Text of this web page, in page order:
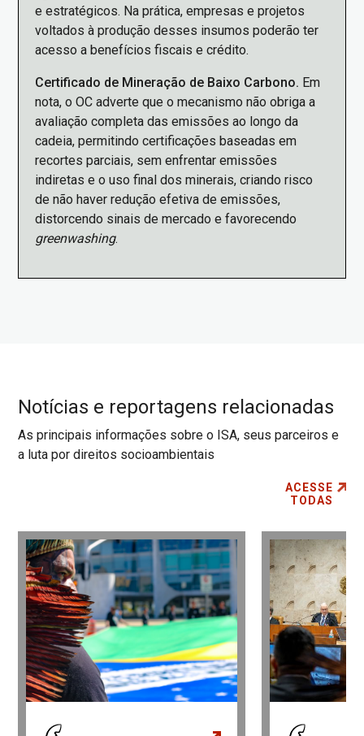
e estratégicos. Na prática, empresas e projetos
voltados à produção desses insumos poderão ter
acesso a benefícios fiscais e crédito.
Certificado de Mineração de Baixo Carbono. Em
nota, o OC adverte que o mecanismo não obriga a
avaliação completa das emissões ao longo da
cadeia, permitindo certificações baseadas em
recortes parciais, sem enfrentar emissões
indiretas e o uso final dos minerais, criando risco
de não haver redução efetiva de emissões,
distorcendo sinais de mercado e favorecendo
greenwashing.
Notícias e reportagens relacionadas
As principais informações sobre o ISA, seus parceiros e
a luta por direitos socioambientais
ACESSE
TODAS